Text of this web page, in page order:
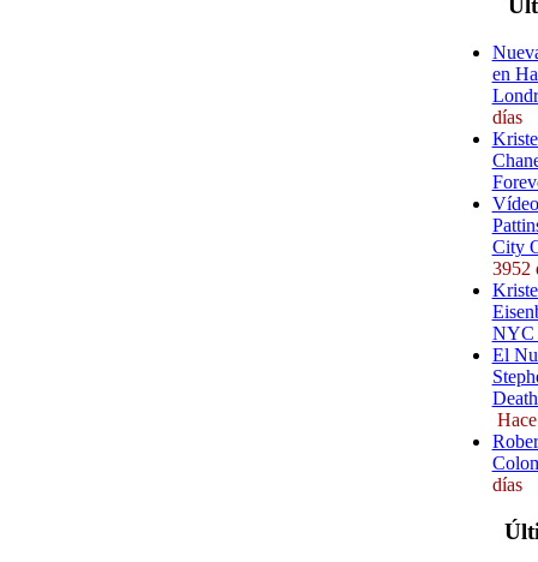
en
días
City
3952
NYC
El
días